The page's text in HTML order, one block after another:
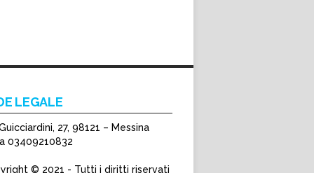
LEGALE
27, 98121 – Messina
03409210832
© 2021 - Tutti i diritti riservati